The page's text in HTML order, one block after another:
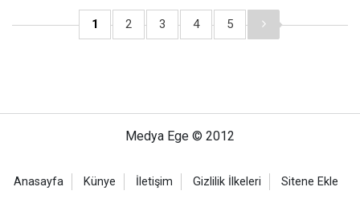
1 2 3 4 5
Medya Ege © 2012
Anasayfa Künye İletişim Gizlilik İlkeleri Sitene Ekle